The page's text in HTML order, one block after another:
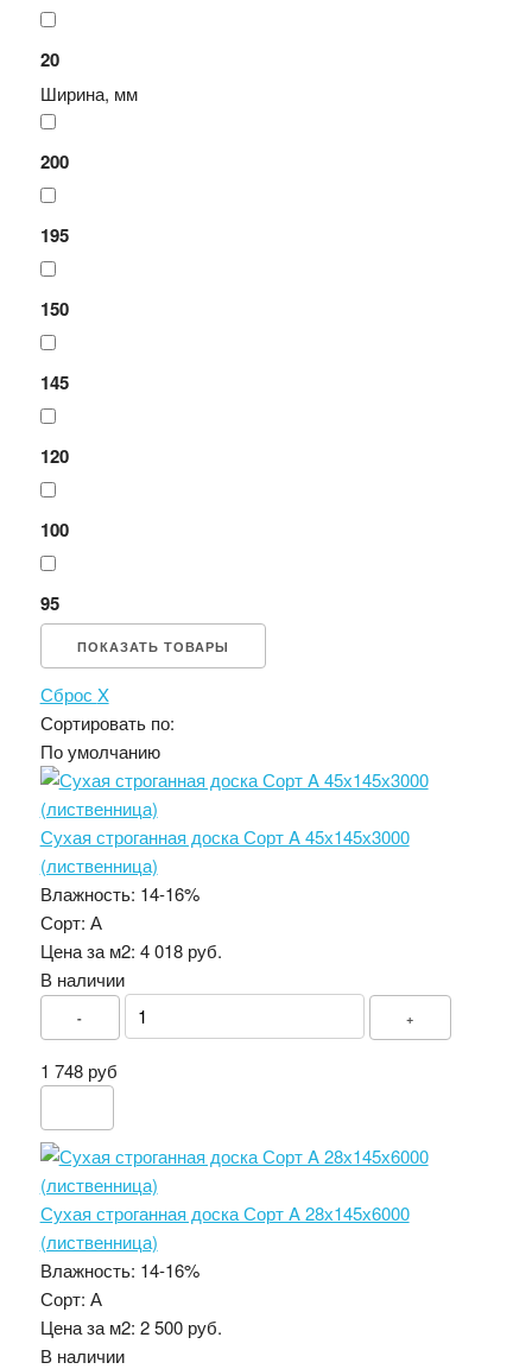
20
Ширина, мм
200
195
150
145
120
100
95
ПОКАЗАТЬ ТОВАРЫ
Сброс X
Сортировать по:
По умолчанию
Сухая строганная доска Сорт A 45х145х3000
(лиственница)
Влажность: 14-16%
Сорт: А
Цена за м2: 4 018 руб.
В наличии
- +
1 748 руб
Сухая строганная доска Сорт A 28х145х6000
(лиственница)
Влажность: 14-16%
Сорт: А
Цена за м2: 2 500 руб.
В наличии